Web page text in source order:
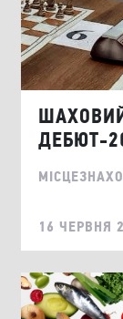
ШАХОВИЙ
ДЕБЮТ-
16 ЧЕРВНЯ